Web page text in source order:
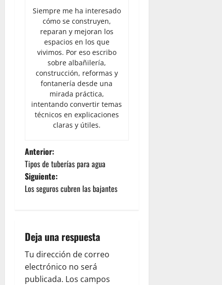
Siempre me ha interesado
cómo se construyen,
reparan y mejoran los
espacios en los que
vivimos. Por eso escribo
sobre albañilería,
construcción, reformas y
fontanería desde una
mirada práctica,
intentando convertir temas
técnicos en explicaciones
claras y útiles.
N
a
v
g
a
c
Anterior:
Tipos de tuberías para agua
Siguiente:
Los seguros cubren las bajantes
Deja una respuesta
Tu dirección de correo
electrónico no será
publicada. Los campos